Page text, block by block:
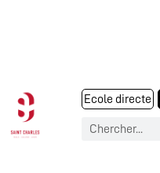
Ecole directe